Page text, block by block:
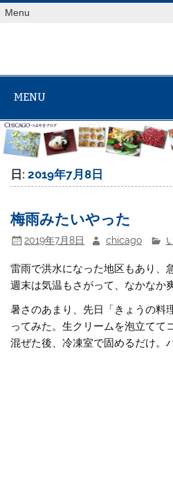
Skip
toMenu
MENU
日:2019年7月8日
梅雨みたいやった
2019年7月8日 chicago
雷雨で洪水になった地区もあり、
週末は気温もさがって、なかなか
暑さのあまり、先日「きょうの料
ってみた。生クリームを泡立てて
混ぜた後、冷凍室で固めるだけ。